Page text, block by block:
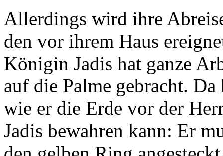
Allerdings wird ihre
den vor ihrem Haus
Königin Jadis hat ganze
auf die Palme gebracht.
wie er die Erde vor der
Jadis bewahren kann: Er